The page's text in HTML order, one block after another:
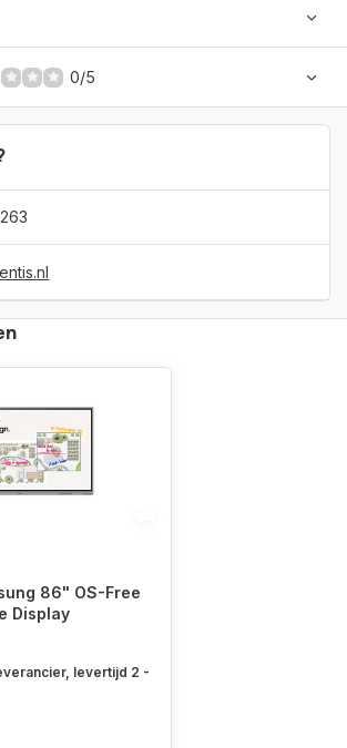
0/5
86" OS-Free
Display
levertijd 2 -